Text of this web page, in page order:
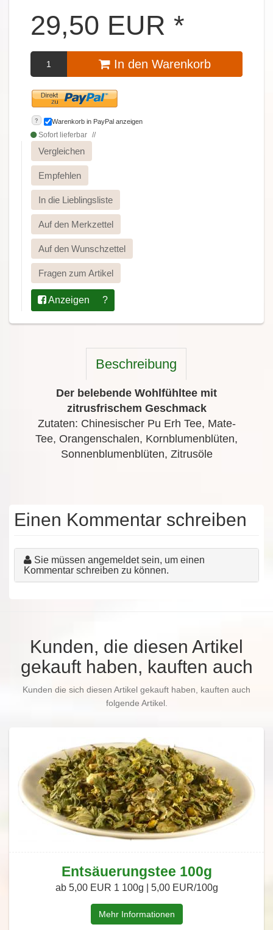
29,50 EUR *
In den Warenkorb
? Warenkorb in PayPal anzeigen
Sofort lieferbar
Vergleichen
Empfehlen
In die Lieblingsliste
Auf den Merkzettel
Auf den Wunschzettel
Fragen zum Artikel
Anzeigen ?
Beschreibung
Der belebende Wohlfühltee mit
zitrusfrischem Geschmack
Zutaten: Chinesischer Pu Erh Tee, Mate-
Tee, Orangenschalen, Kornblumenblüten,
Sonnenblumenblüten, Zitrusöle
Einen Kommentar schreiben
Sie müssen angemeldet sein, um einen
Kommentar schreiben zu können.
Kunden, die diesen Artikel
gekauft haben, kauften auch
Kunden die sich diesen Artikel gekauft haben, kauften auch
folgende Artikel.
Entsäuerungstee 100g
ab 5,00 EUR 1 100g | 5,00 EUR/100g
Mehr Informationen